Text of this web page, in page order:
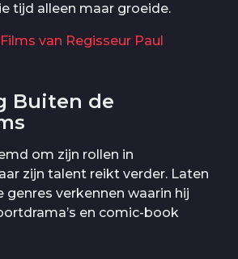
tijd alleen maar groeide.
van Regisseur Paul
Buiten de
om zijn rollen in
zijn talent reikt verder. Laten
genres verkennen waarin hij
en comic-book